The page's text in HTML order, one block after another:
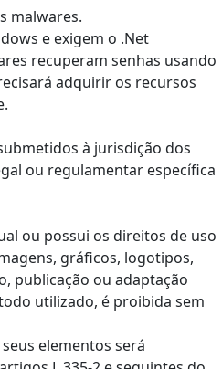
malwares.
e exigem o .Net
recuperam senhas usando
adquirir os recursos
à jurisdição dos
ou regulamentar específica
ou possui os direitos de uso
gráficos, logotipos,
publicação ou adaptação
utilizado, é proibida sem
elementos será